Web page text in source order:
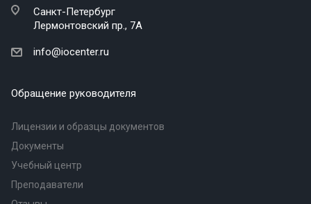
Санкт-Петербург
Лермонтовский пр., 7А
info@iocenter.ru
Обращение руководителя
Лицензии и образцы документов
Документы
Учебный центр
Преподаватели